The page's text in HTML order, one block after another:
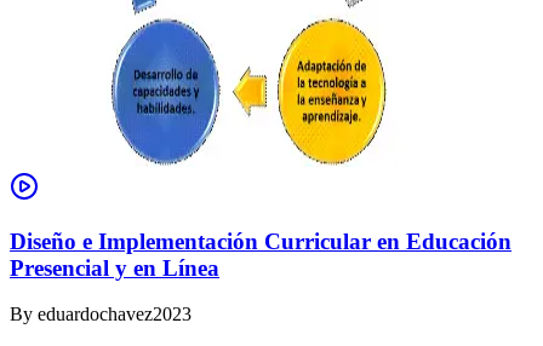
Diseño e Implementación Curricular en Educación
Presencial y en Línea
By eduardochavez2023